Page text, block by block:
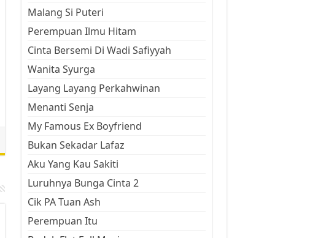
Malang Si Puteri
Perempuan Ilmu Hitam
Cinta Bersemi Di Wadi Safiyyah
Wanita Syurga
Layang Layang Perkahwinan
Menanti Senja
My Famous Ex Boyfriend
Bukan Sekadar Lafaz
Aku Yang Kau Sakiti
Luruhnya Bunga Cinta 2
Cik PA Tuan Ash
Perempuan Itu